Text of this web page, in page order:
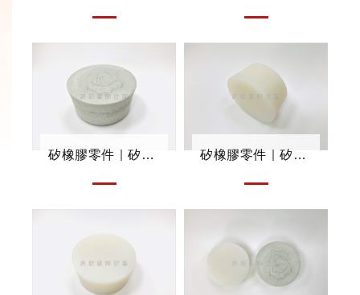
矽橡膠零件｜矽膠塞 矽橡膠零件｜矽膠塞